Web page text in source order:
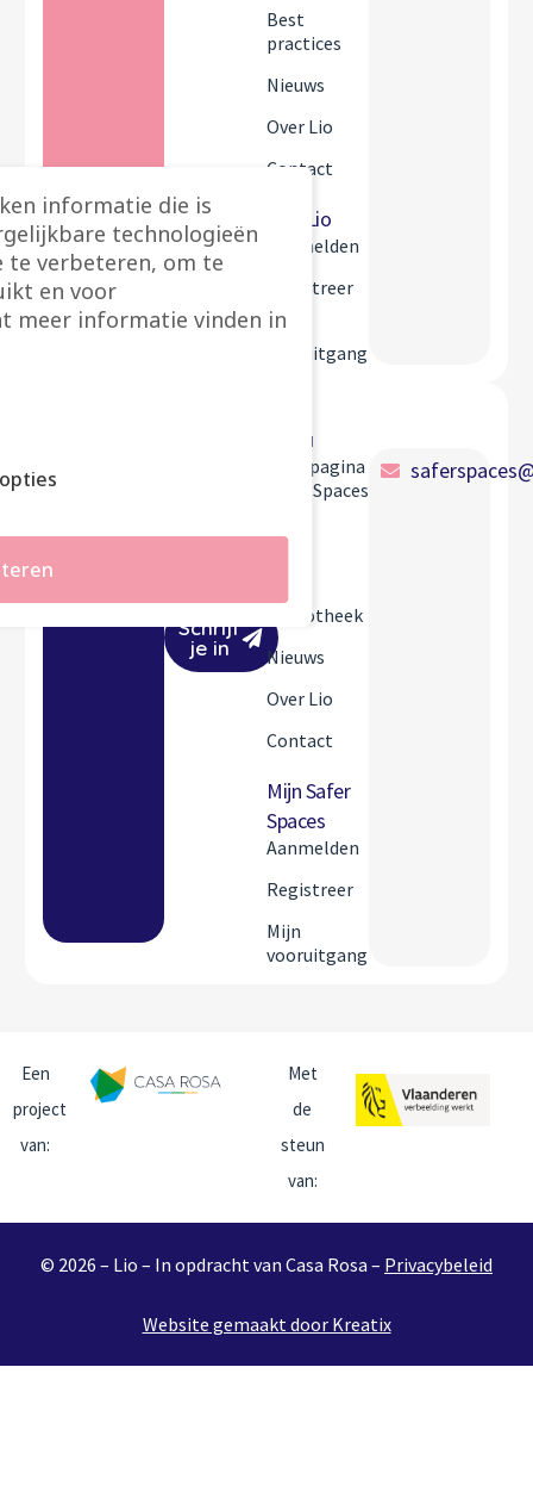
Best
practices
Nieuws
Over Lio
Contact
Mijn Lio
Aanmelden
Registreer
Mijn
vooruitgang
Schrijf
je in
Menu
Startpagina
Safer Spaces
Tools
Bibliotheek
Nieuws
Over Lio
Contact
Mijn Safer
Spaces
Aanmelden
Registreer
Mijn
vooruitgang
Een
project
van:
Met
de
steun
van:
© 2026 – Lio – In opdracht van Casa Rosa – Privacybeleid
Website gemaakt door Kreatix
informatie die is
technologieën
te verbeteren, om te
en voor
meer informatie vinden in